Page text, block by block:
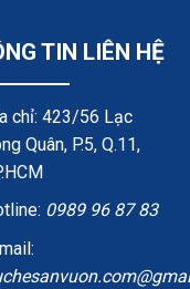
TIN LIÊN HỆ
chỉ: 423/56 Lạc
Quân, P.5, Q.11,
0989 96 87 83